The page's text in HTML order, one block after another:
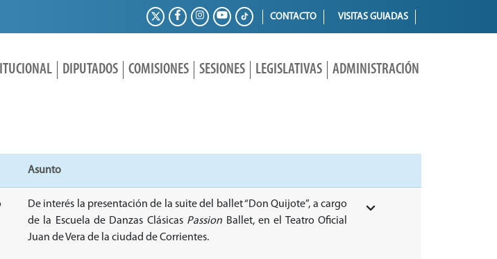
CONTACTO VISITAS GUIADAS
DIPUTADOS COMISIONES SESIONES LEGISLATIVAS ADMINISTRACIÓN
Asunto
De interés la presentación de la suite del ballet “Don Quijote”, a cargo
de la Escuela de Danzas Clásicas Passion Ballet, en el Teatro Oficial
Juan de Vera de la ciudad de Corrientes.